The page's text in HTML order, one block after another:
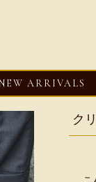
ARRIVALS
ク